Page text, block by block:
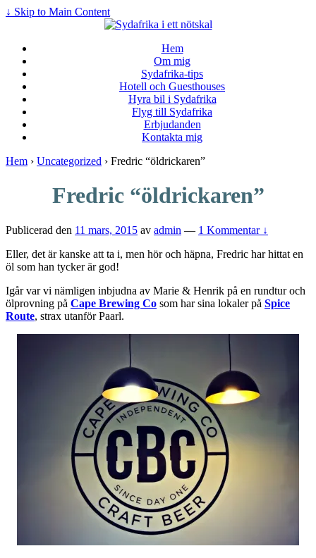
↓ Skip to Main Content
Hem
Om mig
Sydafrika-tips
Hotell och Guesthouses
Hyra bil i Sydafrika
Flyg till Sydafrika
Erbjudanden
Kontakta mig
Hem › Uncategorized › Fredric “öldrickaren”
Fredric “öldrickaren”
Publicerad den 11 mars, 2015 av admin — 1 Kommentar ↓
Eller, det är kanske att ta i, men hör och häpna, Fredric har hittat en
öl som han tycker är god!
Igår var vi nämligen inbjudna av Marie & Henrik på en rundtur och
ölprovning på Cape Brewing Co som har sina lokaler på Spice
Route, strax utanför Paarl.